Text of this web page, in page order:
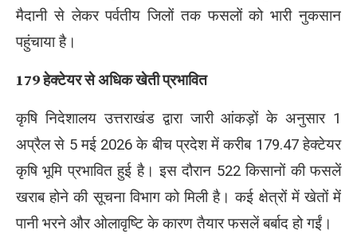
मैदानी से लेकर पर्वतीय जिलों तक फसलों को भारी नुकसान
पहुंचाया है।
179 हेक्टेयर से अधिक खेती प्रभावित
कृषि निदेशालय उत्तराखंड द्वारा जारी आंकड़ों के अनुसार 1
अप्रैल से 5 मई 2026 के बीच प्रदेश में करीब 179.47 हेक्टेयर
कृषि भूमि प्रभावित हुई है। इस दौरान 522 किसानों की फसलें
खराब होने की सूचना विभाग को मिली है। कई क्षेत्रों में खेतों में
पानी भरने और ओलावृष्टि के कारण तैयार फसलें बर्बाद हो गईं।